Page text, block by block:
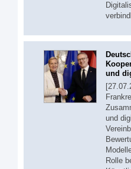
und
und
Rolle